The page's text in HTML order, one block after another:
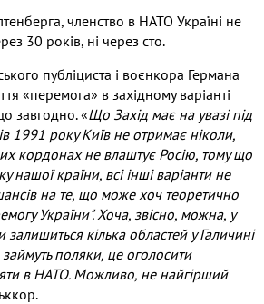
членство в НАТО Україні не
30 років, ні через сто.
публіциста і воєнкора Германа
«перемога» в західному варіанті
завгодно. «Що Захід має на увазі під
1991 року Київ не отримає ніколи,
кордонах не влаштує Росію, тому що
нашої країни, всі інші варіанти не
на те, що може хоч теоретично
України". Хоча, звісно, можна, у
залишиться кілька областей у Галичині
займуть поляки, це оголосити
в НАТО. Можливо, не найгірший